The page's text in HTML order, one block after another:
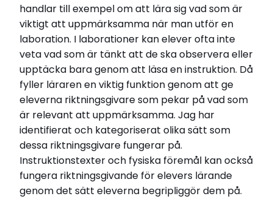
handlar till exempel om att lära sig vad som är
viktigt att uppmärksamma när man utför en
laboration. I laborationer kan elever ofta inte
veta vad som är tänkt att de ska observera eller
upptäcka bara genom att läsa en instruktion. Då
fyller läraren en viktig funktion genom att ge
eleverna riktningsgivare som pekar på vad som
är relevant att uppmärksamma. Jag har
identifierat och kategoriserat olika sätt som
dessa riktningsgivare fungerar på.
Instruktionstexter och fysiska föremål kan också
fungera riktningsgivande för elevers lärande
genom det sätt eleverna begripliggör dem på.